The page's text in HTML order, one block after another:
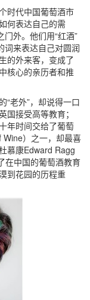
时代中国葡萄酒市
何表达自己的需
外。他们用“红酒”
词来表达自己对圆润
的外来客，变成了
核心的亲历者和推
老外”，却说得一口
接受高等教育；
年时间交给了葡萄
）之一，却最喜
慕康Edward Ragg
在中国的葡萄酒教育
到花园的历程重